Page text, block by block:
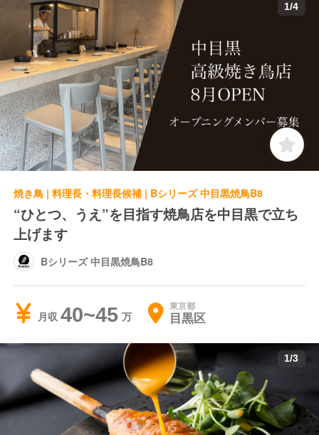
1/4
焼き鳥 | 料理長・料理長候補 | Bシリーズ 中目黒焼鳥B8
“ひとつ、うえ”を目指す焼鳥店を中目黒で立ち
上げます
Bシリーズ 中目黒焼鳥B8
月収 40~45 東京都
目黒区
1/3